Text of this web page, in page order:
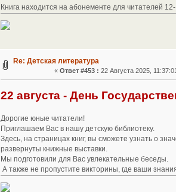
Книга находится на абонементе для читателей
Re: Детская литература
« Ответ #453 : 22 Августа 2025,
22 августа - День
Дорогие юные читатели!
Приглашаем Вас в нашу детскую библиотеку.
Здесь, на страницах книг, вы сможете узнать о
развернуты книжные выставки.
Мы подготовили для Вас увлекательные беседы.
А также не пропустите викторины, где ваши